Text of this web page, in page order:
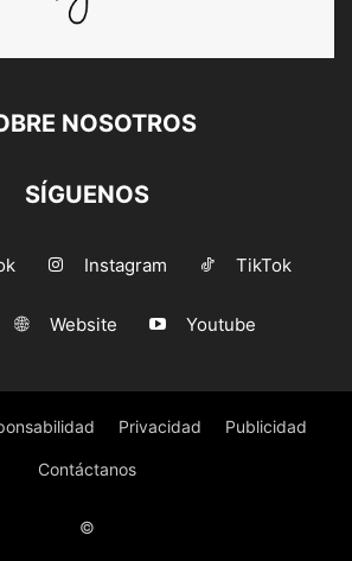
NOSOTROS
SÍGUENOS
Instagram TikTok
Website Youtube
Privacidad Publicidad
Contáctanos
©